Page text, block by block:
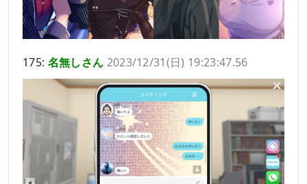
175: 名無しさん 2023/12/31(日) 19:23:47.56